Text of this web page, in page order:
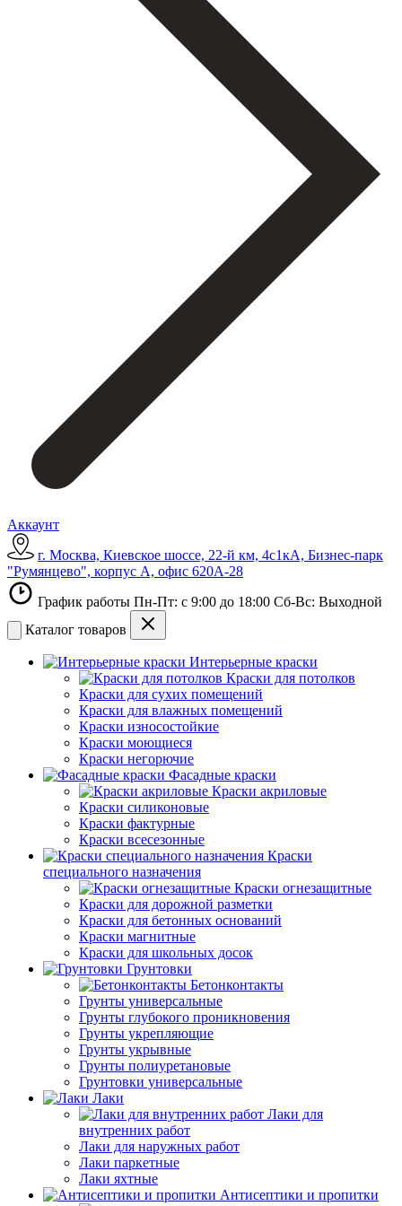
Аккаунт
г. Москва, Киевское шоссе, 22-й км, 4с1кА, Бизнес-парк
"Румянцево", корпус А, офис 620А-28
График работы Пн-Пт: с 9:00 до 18:00 Сб-Вс: Выходной
Каталог товаров
Интерьерные краски
Краски для потолков
Краски для сухих помещений
Краски для влажных помещений
Краски износостойкие
Краски моющиеся
Краски негорючие
Фасадные краски
Краски акриловые
Краски силиконовые
Краски фактурные
Краски всесезонные
Краски
специального назначения
Краски огнезащитные
Краски для дорожной разметки
Краски для бетонных оснований
Краски магнитные
Краски для школьных досок
Грунтовки
Бетонконтакты
Грунты универсальные
Грунты глубокого проникновения
Грунты укрепляющие
Грунты укрывные
Грунты полиуретановые
Грунтовки универсальные
Лаки
Лаки для
внутренних работ
Лаки для наружных работ
Лаки паркетные
Лаки яхтные
Антисептики и пропитки